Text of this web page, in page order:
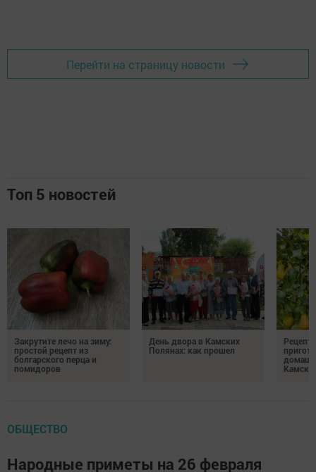
Перейти на страницу новости
Топ 5 новостей
Закрутите лечо на зиму:
простой рецепт из
болгарского перца и
помидоров
День двора в Камских
Полянах: как прошел
ОБЩЕСТВО
Народные приметы на 26 февраля